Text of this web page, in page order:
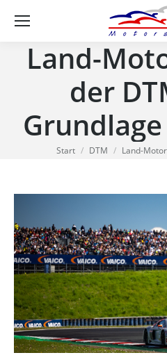
Land-
der
Sie befinden sich hier:
Start DTM Land-